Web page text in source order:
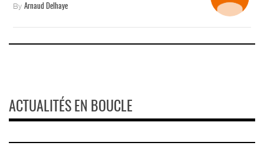
By Arnaud Delhaye
ACTUALITÉS EN BOUCLE